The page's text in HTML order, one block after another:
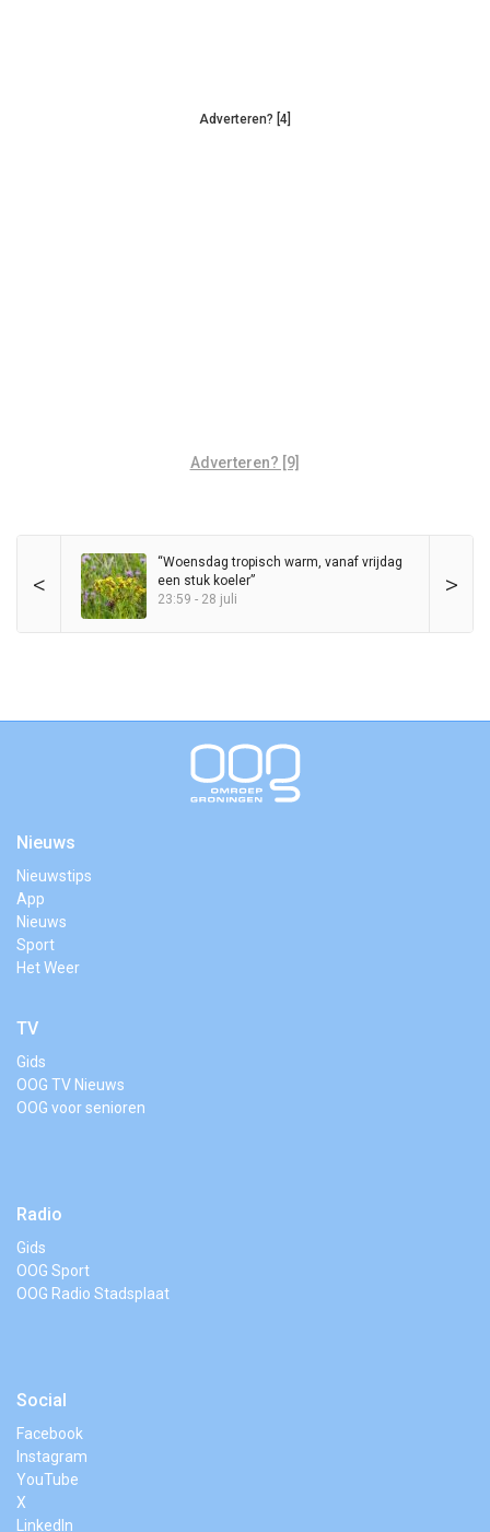
Adverteren? [4]
Adverteren? [9]
< >
“Woensdag tropisch warm, vanaf vrijdag
een stuk koeler”
23:59 - 28 juli
Nieuws
Nieuwstips
App
Nieuws
Sport
Het Weer
TV
Gids
OOG TV Nieuws
OOG voor senioren
Radio
Gids
OOG Sport
OOG Radio Stadsplaat
Social
Facebook
Instagram
YouTube
X
LinkedIn